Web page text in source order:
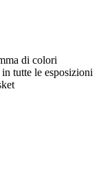
di colori
in tutte le esposizioni